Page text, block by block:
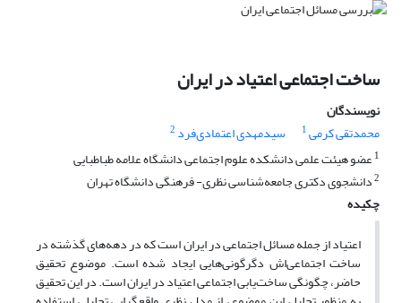
ساخت اجتماعی اعتیاد در ایران
نویسندگان
محمدتقی کرمی1 سیدمهدی اعتمادی‌فرد 2
1عضو هیئت علمی دانشکده علوم اجتماعی دانشگاه علامه طباطبایی
2دانشجوی دکتری جامعه‌شناسی نظری- فرهنگی دانشگاه تهران
چکیده
اعتیاد از جمله مسائل اجتماعی در ایران است که در دهه‌های گذشته در
ساخت‌ اجتماعی‌اش دگرگونی‌هایی ایجاد شده است. موضوع تحقیق
حاضر،‌ چگونگی ساخت‌یابی اجتماعی اعتیاد در ایران‌ است. در این تحقیق